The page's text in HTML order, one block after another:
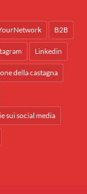
B2B
Linkedin
della castagna
sui social media